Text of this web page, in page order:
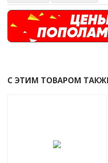
С ЭТИМ ТОВАРОМ